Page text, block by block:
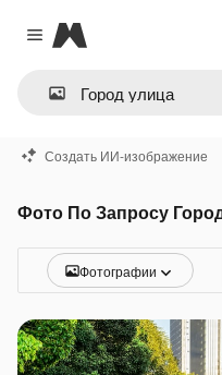
Close menu
Magnific
Создать ИИ-изображение
Фото По Запросу
Фотографии